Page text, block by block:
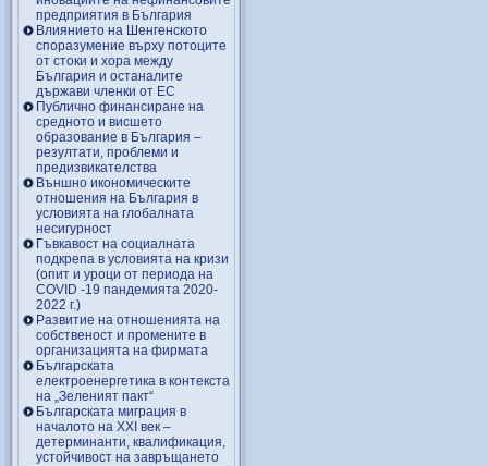
предприятия в България
Влиянието на Шенгенското
споразумение върху потоците
от стоки и хора между
България и останалите
държави членки от ЕС
Публично финансиране на
средното и висшето
образование в България –
резултати, проблеми и
предизвикателства
Външно икономическите
отношения на България в
условията на глобалната
несигурност
Гъвкавост на социалната
подкрепа в условията на кризи
(опит и уроци от периода на
COVID -19 пандемията 2020-
2022 г.)
Развитие на отношенията на
собственост и промените в
организацията на фирмата
Българската
електроенергетика в контекста
на „Зеленият пакт“
Българската миграция в
началото на ХХІ век –
детерминанти, квалификация,
устойчивост на завръщането